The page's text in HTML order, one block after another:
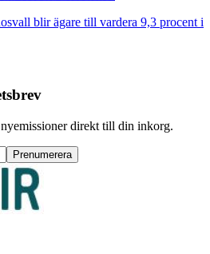
blir ägare till vardera 9,3 procent i
nyemissioner direkt till din inkorg.
Prenumerera